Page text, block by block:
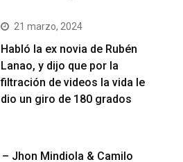
21 marzo, 2024
Habló la ex novia de Rubén
Lanao, y dijo que por la
filtración de videos la vida le
dio un giro de 180 grados
Jhon Mindiola & Camilo